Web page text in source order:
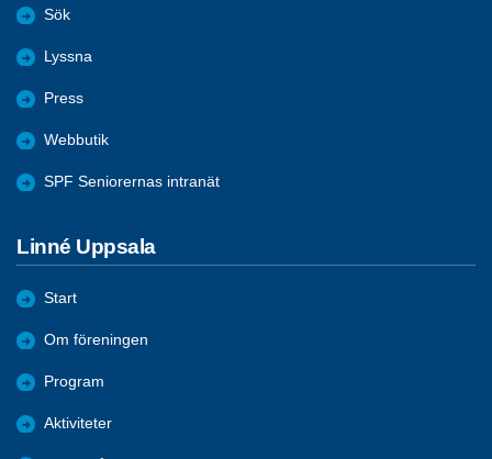
Sök
Lyssna
Press
Webbutik
SPF Seniorernas intranät
Linné Uppsala
Start
Om föreningen
Program
Aktiviteter